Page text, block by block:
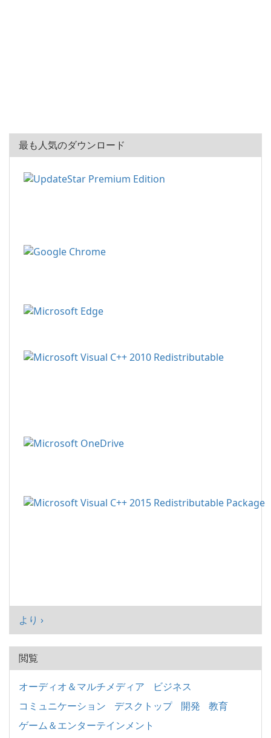
最も人気のダウンロード
より ›
閲覧
オーディオ＆マルチメディア
ビジネス
コミュニケーション
デスクトップ 開発
教育
ゲーム＆エンターテインメント